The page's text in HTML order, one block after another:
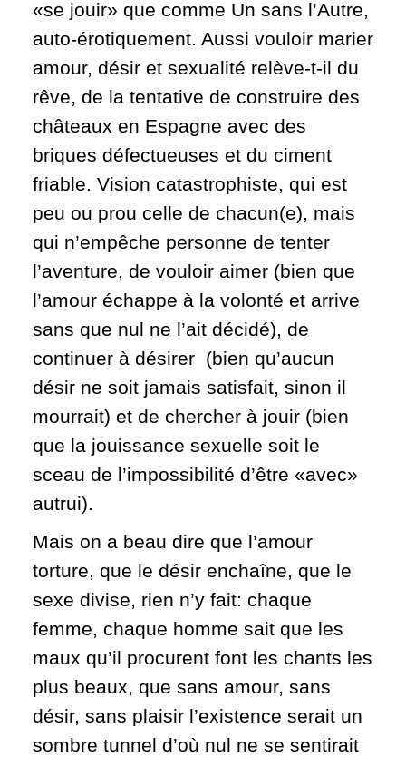
«se jouir» que comme Un sans l’Autre,
auto-érotiquement. Aussi vouloir marier
amour, désir et sexualité relève-t-il du
rêve, de la tentative de construire des
châteaux en Espagne avec des
briques défectueuses et du ciment
friable. Vision catastrophiste, qui est
peu ou prou celle de chacun(e), mais
qui n’empêche personne de tenter
l’aventure, de vouloir aimer (bien que
l’amour échappe à la volonté et arrive
sans que nul ne l’ait décidé), de
continuer à désirer (bien qu’aucun
désir ne soit jamais satisfait, sinon il
mourrait) et de chercher à jouir (bien
que la jouissance sexuelle soit le
sceau de l’impossibilité d’être «avec»
autrui).
Mais on a beau dire que l’amour
torture, que le désir enchaîne, que le
sexe divise, rien n’y fait: chaque
femme, chaque homme sait que les
maux qu’il procurent font les chants les
plus beaux, que sans amour, sans
désir, sans plaisir l’existence serait un
sombre tunnel d’où nul ne se sentirait